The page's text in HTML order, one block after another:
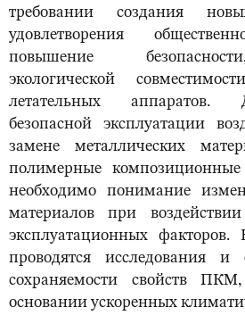
требовании создания
удовлетворения
повышение
экологической
летательных аппаратов.
безопасной эксплуатации
замене металлических
полимерные
необходимо понимание
материалов при
эксплуатационных факторов.
проводятся исследования и
сохраняемости свойств
основании ускоренных